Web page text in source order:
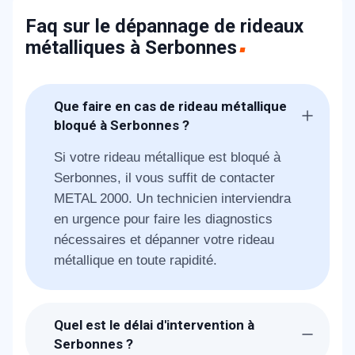
Faq sur le dépannage de rideaux
métalliques à Serbonnes
Que faire en cas de rideau métallique
bloqué à Serbonnes ?
Si votre rideau métallique est bloqué à
Serbonnes, il vous suffit de contacter
METAL 2000. Un technicien interviendra
en urgence pour faire les diagnostics
nécessaires et dépanner votre rideau
métallique en toute rapidité.
Quel est le délai d'intervention à
Serbonnes ?